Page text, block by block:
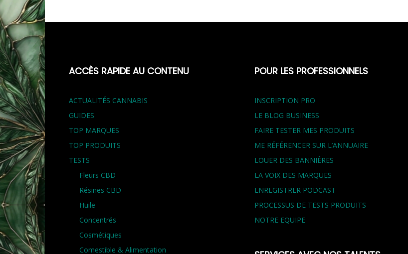
ACCÈS RAPIDE AU CONTENU
ACTUALITÉS CANNABIS
GUIDES
TOP MARQUES
TOP PRODUITS
TESTS
Fleurs CBD
Résines CBD
Huile
Concentrés
Cosmétiques
Comestible & Alimentation
POUR LES PROFESSIONNELS
INSCRIPTION PRO
LE BLOG BUSINESS
FAIRE TESTER MES PRODUITS
ME RÉFÉRENCER SUR L’ANNUAIRE
LOUER DES BANNIÈRES
LA VOIX DES MARQUES
ENREGISTRER PODCAST
PROCESSUS DE TESTS PRODUITS
NOTRE EQUIPE